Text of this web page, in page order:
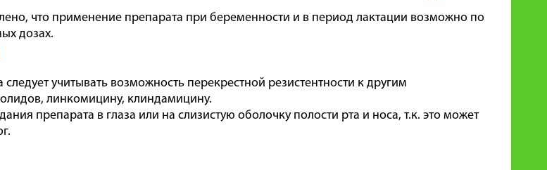
что применение препарата при беременности и в период лактации возможно по
дозах.
учитывать возможность перекрестной резистентности к другим
линкомицину, клиндамицину.
препарата в глаза или на слизистую оболочку полости рта и носа, т.к. это может